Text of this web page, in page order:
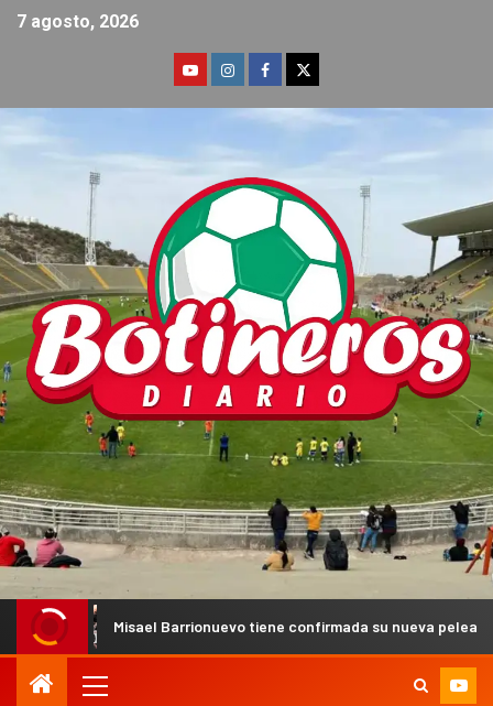
7 agosto, 2026
Misael Barrionuevo tiene confirmada su nueva pelea de MMA Pro